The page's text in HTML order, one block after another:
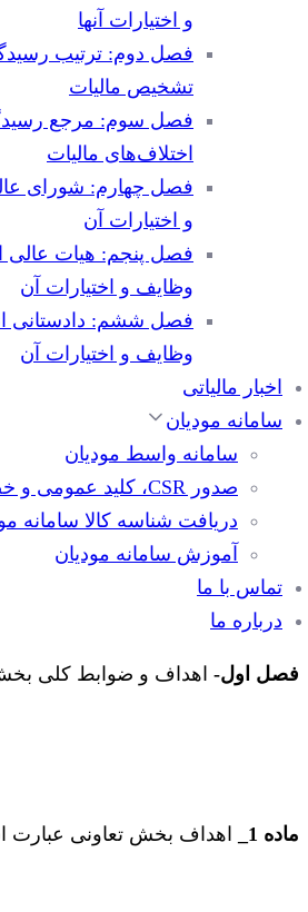
و اختیارات آنها
فصل دوم: ترتیب
تشخیص مالیات
فصل سوم: مرجع
اختلاف‌های مالیات
فصل چهارم: شورای
و اختیارات آن
فصل پنجم: هیات عالی
وظایف و اختیارات آن
فصل ششم: دادستانی
وظایف و اختیارات آن
اخبار مالیاتی
سامانه مودیان
سامانه واسط مودیان
صدور CSR، کلید عمومی و خصوصی
دریافت شناسه کالا سامانه
آموزش سامانه مودیان
تماس با ما
درباره ما
فصل اول- اهداف و ضوابط کلی
ماده 1_ اهداف بخش تعاونی عبارت